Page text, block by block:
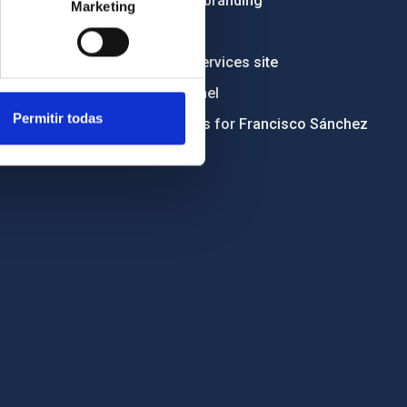
Marketing
Permitir todas
RSS
Electronic services site
Ethics channel
Condolences for Francisco Sánchez